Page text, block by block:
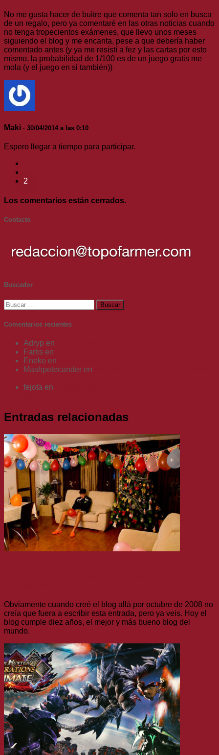
No me gusta hacer de buitre que comenta tan solo en busca
de un regalo, pero ya comentaré en las otras noticias cuando
no tenga tropecientos exámenes, que llevo unos meses
siguiendo el blog y me encanta, pese a que debería haber
comentado antes (y ya me resistí a fez y las cartas por esto
mismo, la probabilidad de 1/100 es de un juego gratis me
mola (y el juego en si también))
Maki · 30/04/2014 a las 0:10
Espero llegar a tiempo para participar.
2
Los comentarios están cerrados.
Contacto
Buscador
Buscar:
Comentarios recientes
Adryp en
Fartis en
Eneko en
Mashpetecander en
fejota en
Entradas relacionadas
Obviamente cuando creé el blog allá por octubre de 2008 no
creía que fuera a escribir esta entrada, pero ya veis. Hoy el
blog cumple diez años, el mejor y más bueno blog del
mundo.